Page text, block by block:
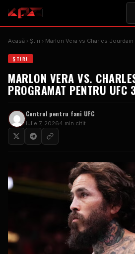
Acasă Ştiri Marlon Vera vs Charles Jourdain
ŞTIRI
MARLON VERA VS.
PROGRAMAT PENTRU UFC
Centrul pentru fani UFC
Iulie 7, 20264 min citit